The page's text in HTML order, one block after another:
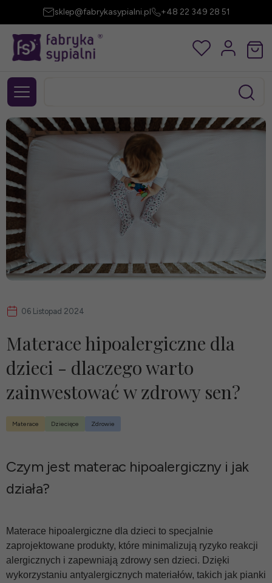
sklep@fabrykasypialni.pl +48 22 349 28 51
06 Listopad 2024
Materace hipoalergiczne dla
dzieci - dlaczego warto
zainwestować w zdrowy sen?
Materace Dziecięce Zdrowie
Czym jest materac hipoalergiczny i jak
działa?
Materace hipoalergiczne dla dzieci to specjalnie
zaprojektowane produkty, które minimalizują ryzyko reakcji
alergicznych i zapewniają zdrowy sen dzieci. Dzięki
wykorzystaniu antyalergicznych materiałów, takich jak pianki